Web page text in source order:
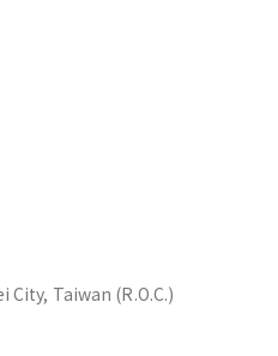
City, Taiwan (R.O.C.)